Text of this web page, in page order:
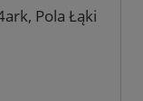
Pola Łąki